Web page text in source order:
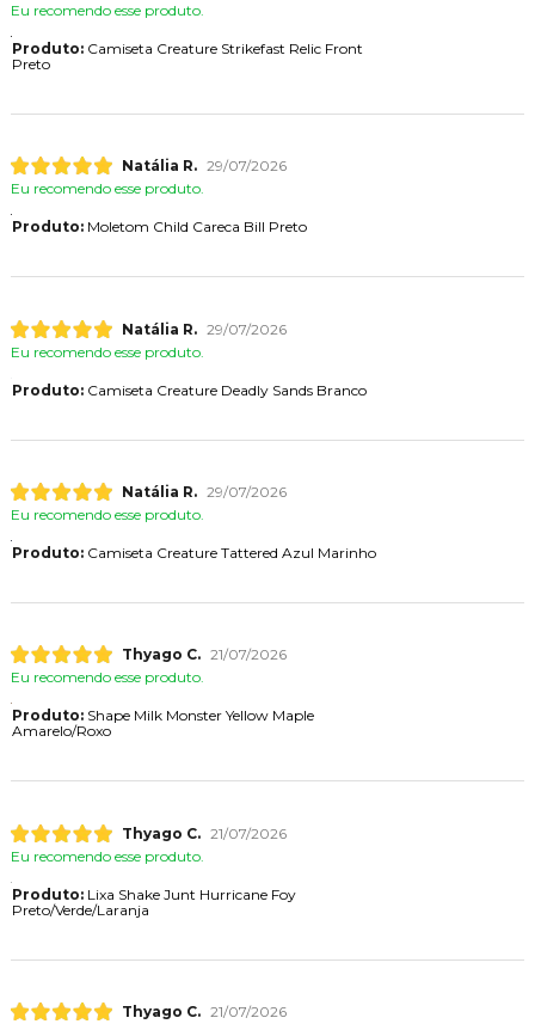
Eu recomendo esse produto.
Produto:Camiseta Creature Strikefast Relic Front
Preto
Natália R. 29/07/2026
Eu recomendo esse produto.
Produto:Moletom Child Careca Bill Preto
Natália R. 29/07/2026
Eu recomendo esse produto.
Produto:Camiseta Creature Deadly Sands Branco
Natália R. 29/07/2026
Eu recomendo esse produto.
Produto:Camiseta Creature Tattered Azul Marinho
Thyago C. 21/07/2026
Eu recomendo esse produto.
Produto:Shape Milk Monster Yellow Maple
Amarelo/Roxo
Thyago C. 21/07/2026
Eu recomendo esse produto.
Produto:Lixa Shake Junt Hurricane Foy
Preto/Verde/Laranja
Thyago C. 21/07/2026